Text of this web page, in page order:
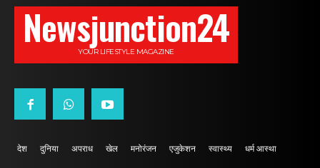
Newsjunction24
YOUR LIFESTYLE MAGAZINE
देश दुनिया अपराध खेल मनोरंजन एजुकेशन स्वास्थ्य धर्म आस्था